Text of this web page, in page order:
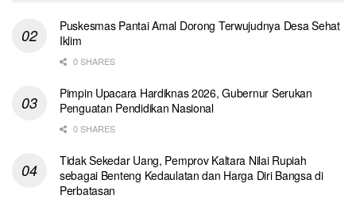
Puskesmas Pantai Amal Dorong Terwujudnya Desa Sehat
Iklim
0 SHARES
Pimpin Upacara Hardiknas 2026, Gubernur Serukan
Penguatan Pendidikan Nasional
0 SHARES
Tidak Sekedar Uang, Pemprov Kaltara Nilai Rupiah
sebagai Benteng Kedaulatan dan Harga Diri Bangsa di
Perbatasan